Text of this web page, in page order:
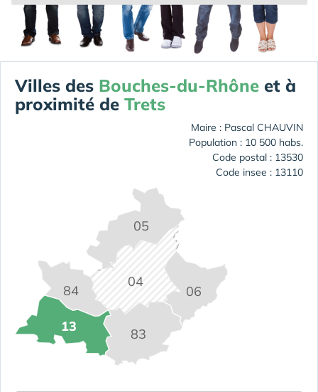
Villes des Bouches-du-Rhône et à
proximité de Trets
Maire : Pascal CHAUVIN
Population : 10 500 habs.
Code postal : 13530
Code insee : 13110
04
05
06
13 83
84